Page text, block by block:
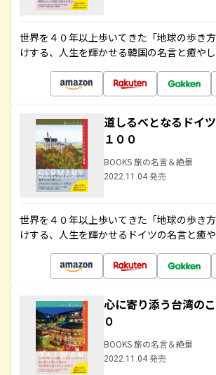
世界を４０年以上歩いてきた「地球の歩き
けする、人生を輝かせる韓国の名言と癒や
道しるべとなるドイ
１００
BOOKS 旅の名言＆絶景
2022.11.04 発売
世界を４０年以上歩いてきた「地球の歩き
けする、人生を輝かせるドイツの名言と癒
心に寄り添う台湾の
０
BOOKS 旅の名言＆絶景
2022.11.04 発売